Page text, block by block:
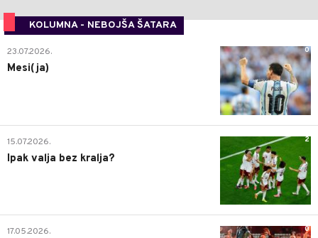
KOLUMNA - NEBOJŠA ŠATARA
0
23.07.2026.
Mesi(ja)
2
15.07.2026.
Ipak valja bez kralja?
0
17.05.2026.